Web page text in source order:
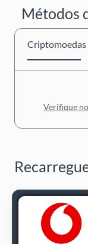
Métodos
Criptomoedas
Verifique